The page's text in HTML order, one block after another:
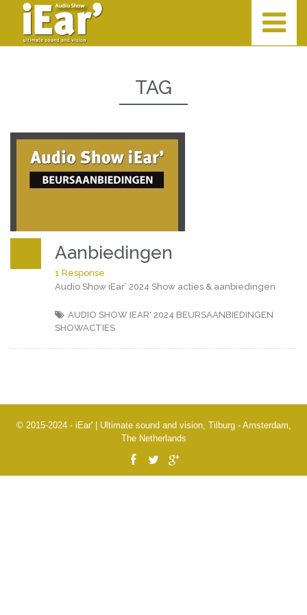
TAG
Aanbiedingen
1 Response
Audio Show iEar’ 2024 Show acties & aanbiedingen
AUDIO SHOW IEAR' 2024 BEURSAANBIEDINGEN
SHOWACTIES
© 2015-2024 - iEar' | Ultimate sound and vision, Tilburg - Amsterdam,
The Netherlands